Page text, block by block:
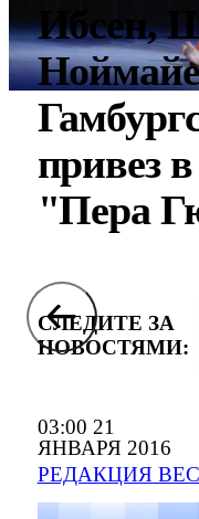
03:00 21
ЯНВАРЯ 2016
РЕДАКЦИЯ
Ибсен,
привез
"Пера
СЛЕДИТЕ ЗА
НОВОСТЯМИ: